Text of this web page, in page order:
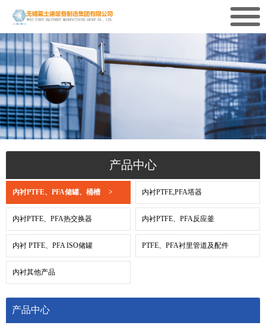
产品中心
内衬PTFE、PFA储罐、桶槽 > 内衬PTFE,PFA塔器
内衬PTFE、PFA热交换器 内衬PTFE、PFA反应釜
内衬 PTFE、PFA ISO储罐 PTFE、PFA衬里管道及配件
内衬其他产品
产品中心